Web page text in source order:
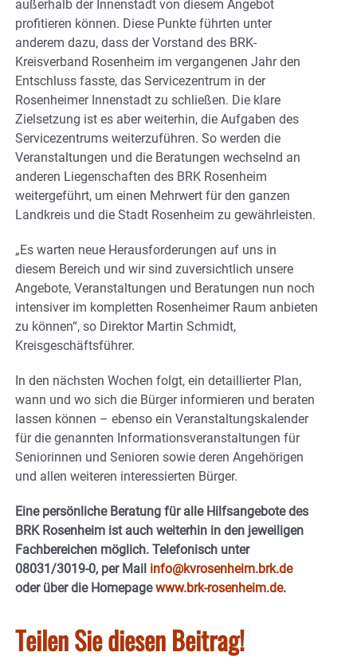
außerhalb der Innenstadt von diesem Angebot
profitieren können. Diese Punkte führten unter
anderem dazu, dass der Vorstand des BRK-
Kreisverband Rosenheim im vergangenen Jahr den
Entschluss fasste, das Servicezentrum in der
Rosenheimer Innenstadt zu schließen. Die klare
Zielsetzung ist es aber weiterhin, die Aufgaben des
Servicezentrums weiterzuführen. So werden die
Veranstaltungen und die Beratungen wechselnd an
anderen Liegenschaften des BRK Rosenheim
weitergeführt, um einen Mehrwert für den ganzen
Landkreis und die Stadt Rosenheim zu gewährleisten.
„Es warten neue Herausforderungen auf uns in
diesem Bereich und wir sind zuversichtlich unsere
Angebote, Veranstaltungen und Beratungen nun noch
intensiver im kompletten Rosenheimer Raum anbieten
zu können“, so Direktor Martin Schmidt,
Kreisgeschäftsführer.
In den nächsten Wochen folgt, ein detaillierter Plan,
wann und wo sich die Bürger informieren und beraten
lassen können – ebenso ein Veranstaltungskalender
für die genannten Informationsveranstaltungen für
Seniorinnen und Senioren sowie deren Angehörigen
und allen weiteren interessierten Bürger.
Eine persönliche Beratung für alle Hilfsangebote des
BRK Rosenheim ist auch weiterhin in den jeweiligen
Fachbereichen möglich. Telefonisch unter
08031/3019-0, per Mail info@kvrosenheim.brk.de
oder über die Homepagewww.brk-rosenheim.de.
Teilen Sie diesen Beitrag!